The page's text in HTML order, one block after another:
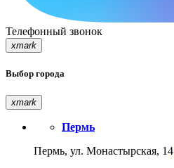
Телефонный звонок
xmark
Выбор города
xmark
Пермь
Пермь, ул. Монастырская, 14